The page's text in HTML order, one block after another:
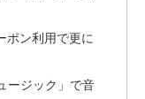
ポン利用で更に
ージック」で音